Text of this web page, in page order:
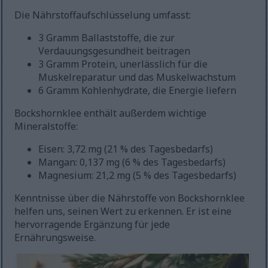
Die Nährstoffaufschlüsselung umfasst:
3 Gramm Ballaststoffe, die zur
Verdauungsgesundheit beitragen
3 Gramm Protein, unerlässlich für die
Muskelreparatur und das Muskelwachstum
6 Gramm Kohlenhydrate, die Energie liefern
Bockshornklee enthält außerdem wichtige
Mineralstoffe:
Eisen: 3,72 mg (21 % des Tagesbedarfs)
Mangan: 0,137 mg (6 % des Tagesbedarfs)
Magnesium: 21,2 mg (5 % des Tagesbedarfs)
Kenntnisse über die Nährstoffe von Bockshornklee
helfen uns, seinen Wert zu erkennen. Er ist eine
hervorragende Ergänzung für jede
Ernährungsweise.